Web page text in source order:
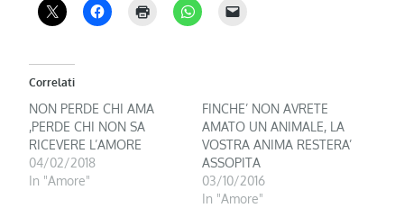
Correlati
NON PERDE CHI AMA
,PERDE CHI NON SA
RICEVERE L’AMORE
04/02/2018
In "Amore"
FINCHE’ NON AVRETE
AMATO UN ANIMALE, LA
VOSTRA ANIMA RESTERA’
ASSOPITA
03/10/2016
In "Amore"